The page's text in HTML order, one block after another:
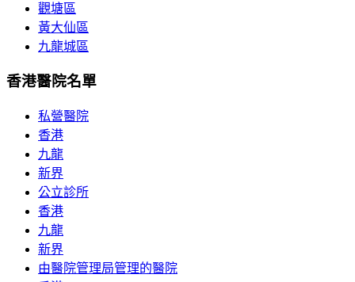
觀塘區
黃大仙區
九龍城區
香港醫院名單
私營醫院
香港
九龍
新界
公立診所
香港
九龍
新界
由醫院管理局管理的醫院